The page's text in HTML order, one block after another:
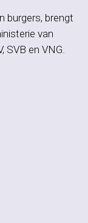
burgers, brengt
van
SVB en VNG.